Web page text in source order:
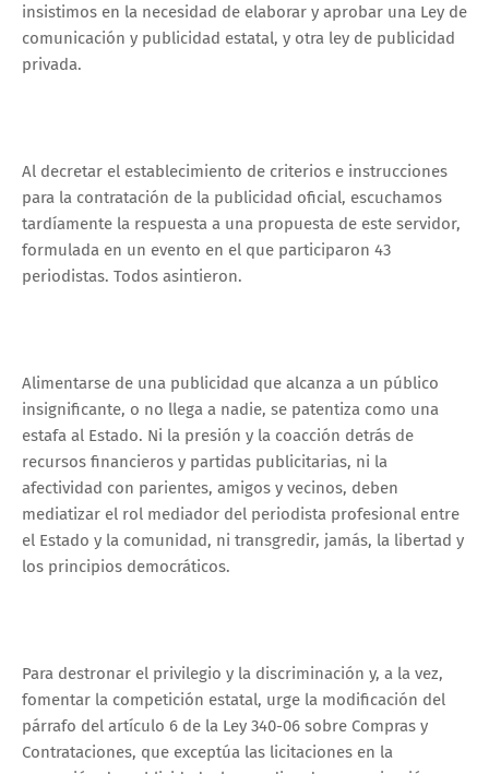
insistimos en la necesidad de elaborar y aprobar una Ley de
comunicación y publicidad estatal, y otra ley de publicidad
privada.
Al decretar el establecimiento de criterios e instrucciones
para la contratación de la publicidad oficial, escuchamos
tardíamente la respuesta a una propuesta de este servidor,
formulada en un evento en el que participaron 43
periodistas. Todos asintieron.
Alimentarse de una publicidad que alcanza a un público
insignificante, o no llega a nadie, se patentiza como una
estafa al Estado. Ni la presión y la coacción detrás de
recursos financieros y partidas publicitarias, ni la
afectividad con parientes, amigos y vecinos, deben
mediatizar el rol mediador del periodista profesional entre
el Estado y la comunidad, ni transgredir, jamás, la libertad y
los principios democráticos.
Para destronar el privilegio y la discriminación y, a la vez,
fomentar la competición estatal, urge la modificación del
párrafo del artículo 6 de la Ley 340-06 sobre Compras y
Contrataciones, que exceptúa las licitaciones en la